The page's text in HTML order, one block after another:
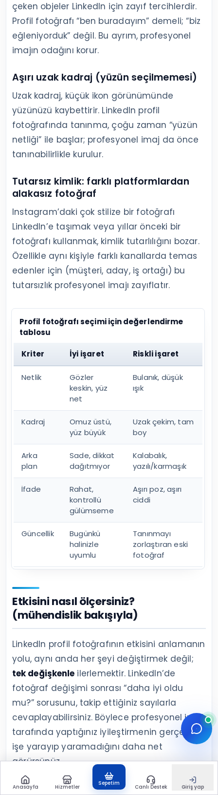
çeken objeler LinkedIn için zayıf tercihlerdir.
Profil fotoğrafı “ben buradayım” demeli; “biz
eğleniyorduk” değil. Bu ayrım, profesyonel
imajın odağını korur.
Aşırı uzak kadraj (yüzün seçilmemesi)
Uzak kadraj, küçük ikon görünümünde
yüzünüzü kaybettirir. LinkedIn profil
fotoğrafında tanınma, çoğu zaman “yüzün
netliği” ile başlar; profesyonel imaj da önce
tanınabilirlikle kurulur.
Tutarsız kimlik: farklı platformlardan
alakasız fotoğraf
Instagram’daki çok stilize bir fotoğrafı
LinkedIn’e taşımak veya yıllar önceki bir
fotoğrafı kullanmak, kimlik tutarlılığını bozar.
Özellikle aynı kişiyle farklı kanallarda temas
edenler için (müşteri, aday, iş ortağı) bu
tutarsızlık profesyonel imajı zayıflatır.
Profil fotoğrafı seçimi için değerlendirme
tablosu
Kriter İyi işaret Riskli işaret
Netlik
Gözler
keskin, yüz
net
Bulanık, düşük
ışık
Kadraj
Omuz üstü,
yüz büyük
Uzak çekim, tam
boy
Arka
plan
Sade, dikkat
dağıtmıyor
Kalabalık,
yazılı/karmaşık
İfade
Rahat,
kontrollü
gülümseme
Aşırı poz, aşırı
ciddi
Güncellik
Bugünkü
halinizle
uyumlu
Tanınmayı
zorlaştıran eski
fotoğraf
Etkisini nasıl ölçersiniz?
(mühendislik bakışıyla)
LinkedIn profil fotoğrafının etkisini anlamanın
yolu, aynı anda her şeyi değiştirmek değil;
tek değişkenle ilerlemektir. LinkedIn’de
fotoğraf değişimi sonrası “daha iyi oldu
mu?” sorusunu, takip ettiğiniz sayılarla
cevaplayabilirsiniz. Böylece profesyonel imaj
tarafında yaptığınız iyileştirmenin gerçekten
işe yarayıp yaramadığını daha net
görürsünüz.
LinkedIn’de takip edilecek sayılar
Anasayfa Hizmetler
Sepetim
Canlı Destek Giriş yap